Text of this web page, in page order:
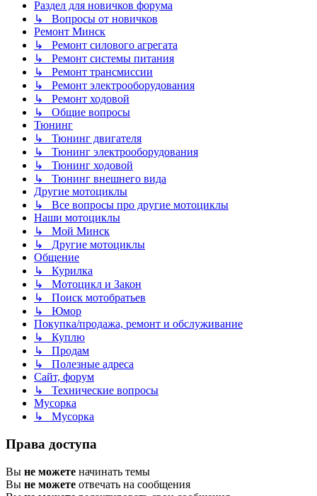
Раздел для новичков форума
↳ Вопросы от новичков
Ремонт Минск
↳ Ремонт силового агрегата
↳ Ремонт системы питания
↳ Ремонт трансмиссии
↳ Ремонт электрооборудования
↳ Ремонт ходовой
↳ Общие вопросы
Тюнинг
↳ Тюнинг двигателя
↳ Тюнинг электрооборудования
↳ Тюнинг ходовой
↳ Тюнинг внешнего вида
Другие мотоциклы
↳ Все вопросы про другие мотоциклы
Наши мотоциклы
↳ Мой Минск
↳ Другие мотоциклы
Общение
↳ Курилка
↳ Мотоцикл и Закон
↳ Поиск мотобратьев
↳ Юмор
Покупка/продажа, ремонт и обслуживание
↳ Куплю
↳ Продам
↳ Полезные адреса
Сайт, форум
↳ Технические вопросы
Мусорка
↳ Мусорка
Права доступа
Вы не можете начинать темы
Вы не можете отвечать на сообщения